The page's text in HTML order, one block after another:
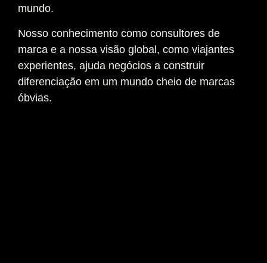
mundo.
Nosso conhecimento como consultores de
marca e a nossa visão global, como viajantes
experientes, ajuda negócios a construir
diferenciação em um mundo cheio de marcas
óbvias.